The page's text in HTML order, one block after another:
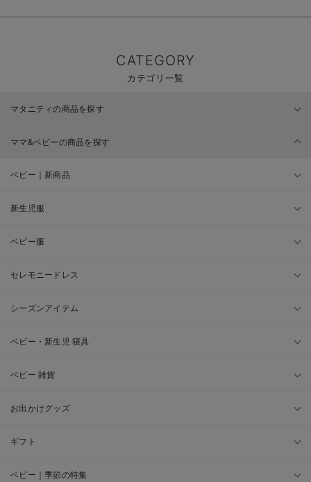
CATEGORY
カテゴリ一覧
マタニティの商品を探す
ママ&ベビーの商品を探す
ベビー｜新商品
新生児服
ベビー服
セレモニードレス
シーズンアイテム
ベビー・新生児 寝具
ベビー 雑貨
お出かけグッズ
ギフト
ベビー｜季節の特集